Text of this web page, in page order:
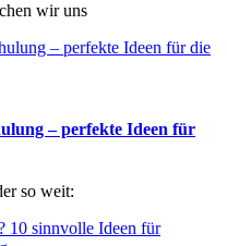
wir uns
– perfekte Ideen für
so weit: